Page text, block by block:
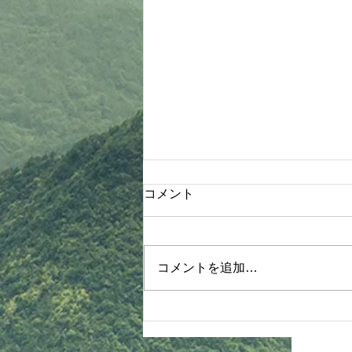
木部先生より連絡！
8月4日木部クラス 1830〜2030
基本 ②【抜き技】 タスキ抜き 振
り見抜き 手刀抜き ③【関節技】
コメント
コメントを追加…